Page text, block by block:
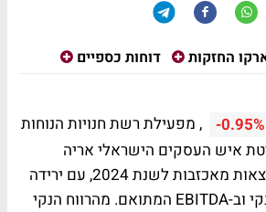
החזקות דוחות כספיים
-0.95% , מפעילת רשת חנויות הנוחות
איש העסקים הישראלי אריה
קוטלר, דיווחה על תוצאות מאכזבות לשנת 2024, עם ירידה
משמעותית ברווח הנקי וב-EBITDA המתואם. מהרווח הנקי